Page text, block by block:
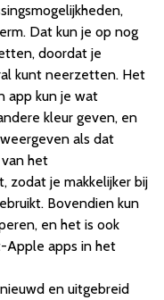
Dat kun je op nog
doordat je
kunt neerzetten. Het
app kun je wat
kleur geven, en
als dat
het
zodat je makkelijker bij
Bovendien kun
en het is ook
Apple apps in het
en uitgebreid